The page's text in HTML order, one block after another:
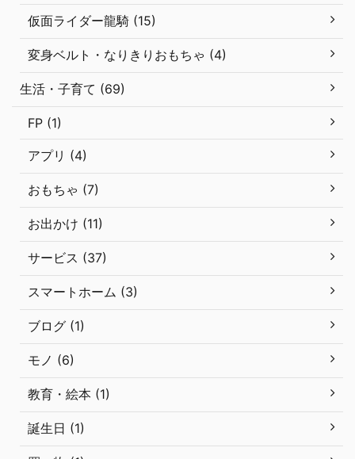
仮面ライダー龍騎 (15)
変身ベルト・なりきりおもちゃ (4)
生活・子育て (69)
FP (1)
アプリ (4)
おもちゃ (7)
お出かけ (11)
サービス (37)
スマートホーム (3)
ブログ (1)
モノ (6)
教育・絵本 (1)
誕生日 (1)